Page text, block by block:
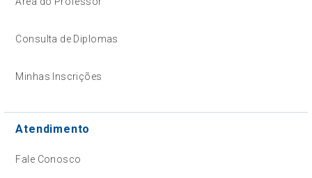
Consulta de Diplomas
Minhas Inscrições
Atendimento
Fale Conosco